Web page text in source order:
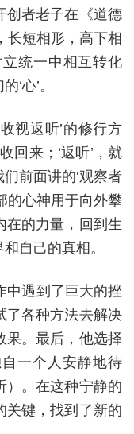
创者老子在《道德
长短相形，高下相
统一中相互转化
‘心’。
视返听’的修行方
回来；‘返听’，就
前面讲的‘观察者
的心神用于向外攀
在的力量，回到生
自己的真相。
中遇到了巨大的挫
了各种方法去解决
果。最后，他选择
一个人安静地待
）。在这种宁静的
关键，找到了新的